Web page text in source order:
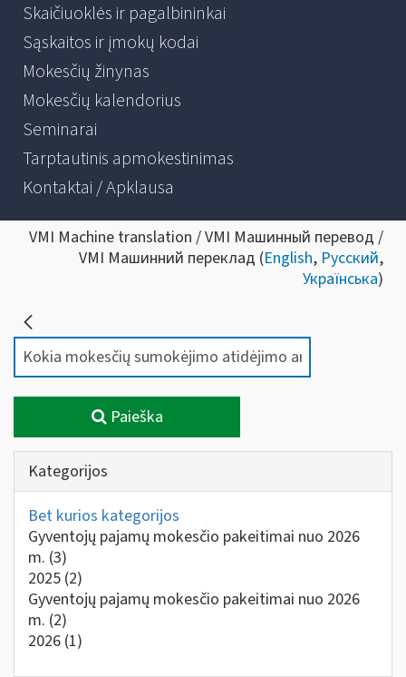
Skaičiuoklės ir pagalbininkai
Sąskaitos ir įmokų kodai
Mokesčių žinynas
Mokesčių kalendorius
Seminarai
Tarptautinis apmokestinimas
Kontaktai / Apklausa
VMI Machine translation / VMI Машинный перевод /
VMI Машинний переклад (English, Русский,
Українська)
Paieška
Kategorijos
Bet kurios kategorijos
Gyventojų pajamų mokesčio pakeitimai nuo 2026
m. (3)
2025 (2)
Gyventojų pajamų mokesčio pakeitimai nuo 2026
m. (2)
2026 (1)